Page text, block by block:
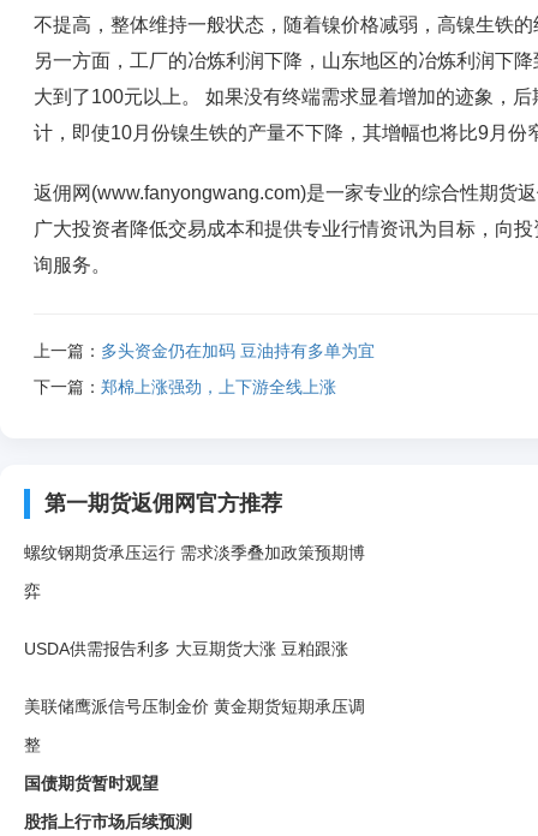
不提高，整体维持一般状态，随着镍价格减弱，高镍生铁
另一方面，工厂的冶炼利润下降，山东地区的冶炼利润下
大到了100元以上。 如果没有终端需求显着增加的迹象，
计，即使10月份镍生铁的产量不下降，其增幅也将比9月份
返佣网(www.fanyongwang.com)是一家专业的综合性期货
广大投资者降低交易成本和提供专业行情资讯为目标，向
询服务。
上一篇： 多头资金仍在加码 豆油持有多单为宜
下一篇： 郑棉上涨强劲，上下游全线上涨
第一期货返佣网官方推荐
螺纹钢期货承压运行 需求淡季叠加政策预期博
弈
USDA供需报告利多 大豆期货大涨 豆粕跟涨
美联储鹰派信号压制金价 黄金期货短期承压调
整
国债期货暂时观望
股指上行市场后续预测